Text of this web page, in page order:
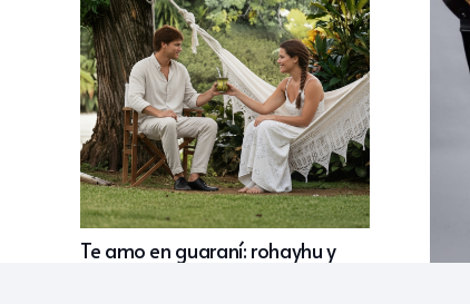
Te amo en guaraní: rohayhu y